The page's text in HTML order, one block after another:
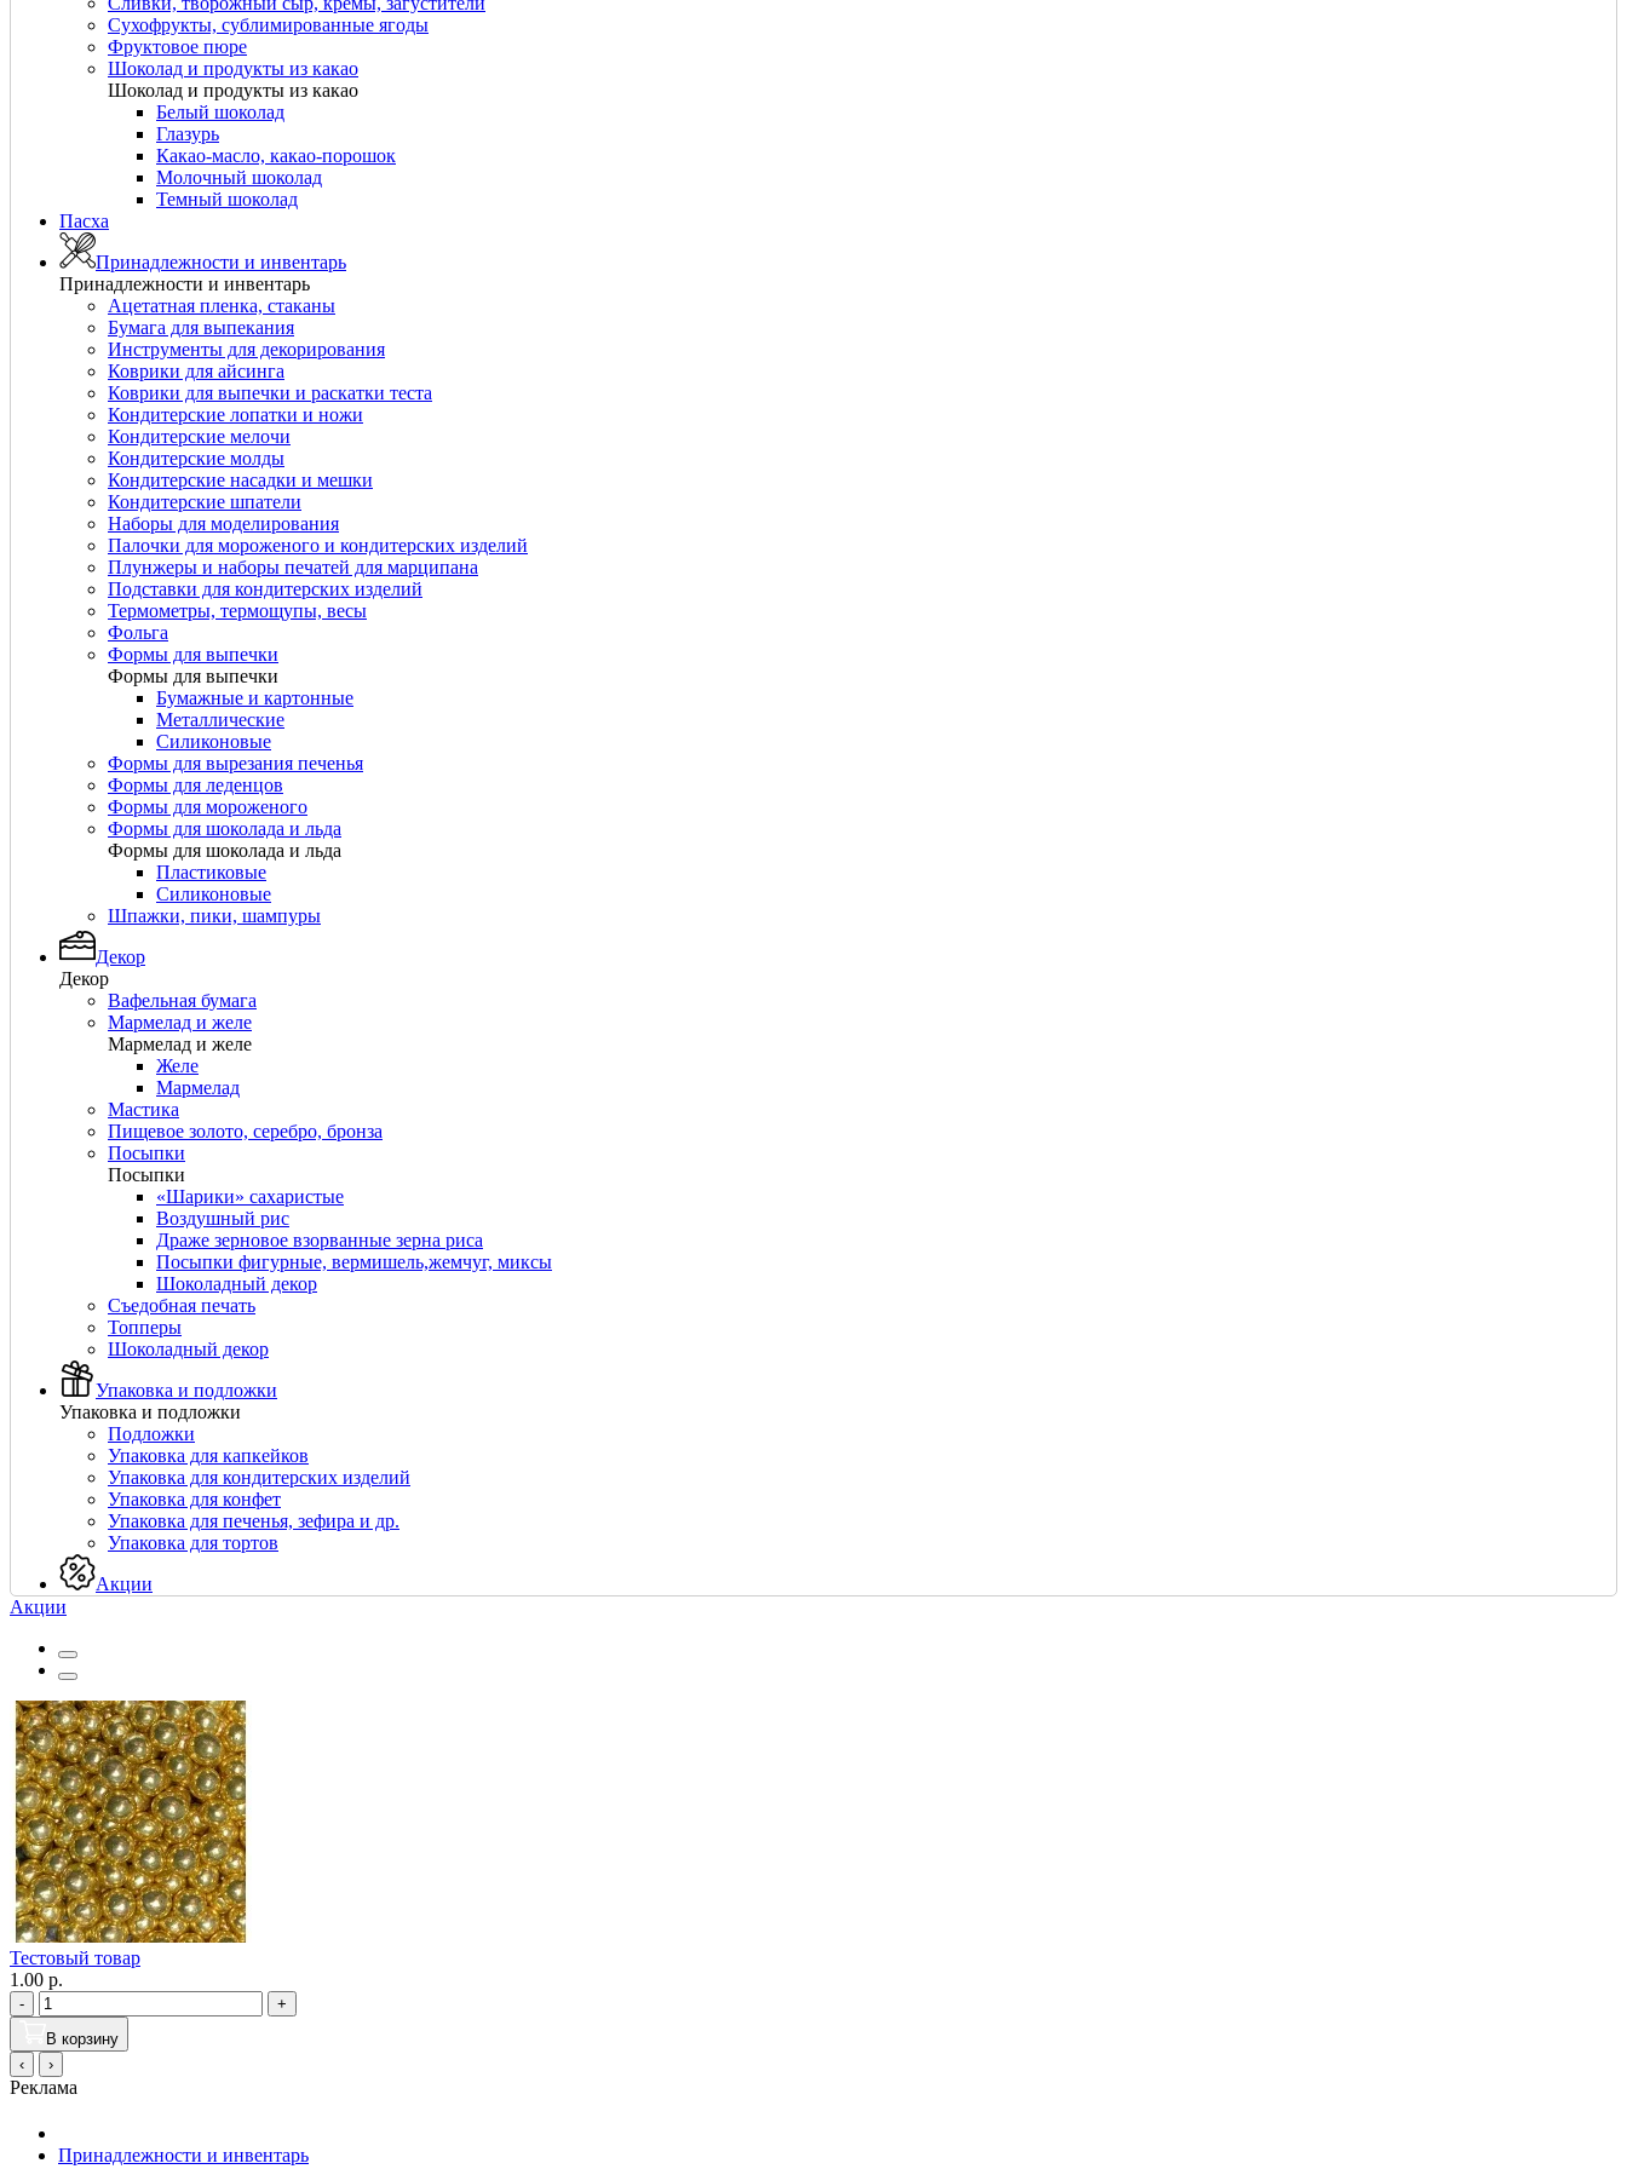
Сухофрукты, сублимированные ягоды
Фруктовое пюре
Шоколад и продукты из какао
Шоколад и продукты из какао
Белый шоколад
Глазурь
Какао-масло, какао-порошок
Молочный шоколад
Темный шоколад
Пасха
Принадлежности и инвентарь
Принадлежности и инвентарь
Ацетатная пленка, стаканы
Бумага для выпекания
Инструменты для декорирования
Коврики для айсинга
Коврики для выпечки и раскатки теста
Кондитерские лопатки и ножи
Кондитерские мелочи
Кондитерские молды
Кондитерские насадки и мешки
Кондитерские шпатели
Наборы для моделирования
Палочки для мороженого и кондитерских изделий
Плунжеры и наборы печатей для марципана
Подставки для кондитерских изделий
Термометры, термощупы, весы
Фольга
Формы для выпечки
Формы для выпечки
Бумажные и картонные
Металлические
Силиконовые
Формы для вырезания печенья
Формы для леденцов
Формы для мороженого
Формы для шоколада и льда
Формы для шоколада и льда
Пластиковые
Силиконовые
Шпажки, пики, шампуры
Декор
Декор
Вафельная бумага
Мармелад и желе
Мармелад и желе
Желе
Мармелад
Мастика
Пищевое золото, серебро, бронза
Посыпки
Посыпки
«Шарики» сахаристые
Воздушный рис
Драже зерновое взорванные зерна риса
Посыпки фигурные, вермишель,жемчуг, миксы
Шоколадный декор
Съедобная печать
Топперы
Шоколадный декор
Упаковка и подложки
Упаковка и подложки
Подложки
Упаковка для капкейков
Упаковка для кондитерских изделий
Упаковка для конфет
Упаковка для печенья, зефира и др.
Упаковка для тортов
Акции
Акции
Тестовый товар
1.00 р.
-
+
В корзину
‹
›
Реклама
Принадлежности и инвентарь